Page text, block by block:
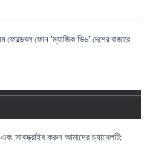
ফোল্ডেবল ফোন ‘ম্যাজিক ভি৬’ দেশের বাজারে
সাবস্ক্রাইব করুন আমাদের চ্যানেলটি: